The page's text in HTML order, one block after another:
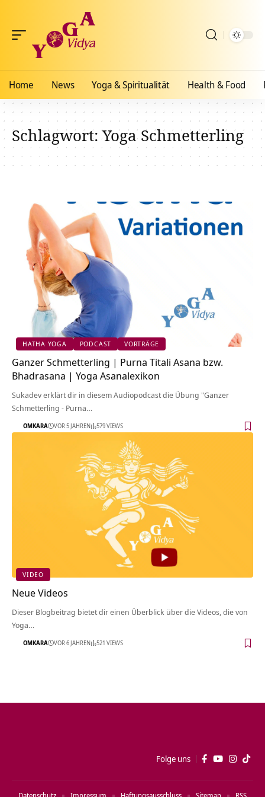
Home News Yoga & Spiritualität Health & Food
Schlagwort:Yoga Schmetterling
HATHA YOGA PODCAST VORTRÄGE
Ganzer Schmetterling | Purna Titali Asana bzw.
Bhadrasana | Yoga Asanalexikon
Sukadev erklärt dir in diesem Audiopodcast die Übung "Ganzer
Schmetterling - Purna…
OMKARA VOR 5 JAHREN 579 VIEWS
VIDEO
Neue Videos
Dieser Blogbeitrag bietet dir einen Überblick über die Videos, die von
Yoga…
OMKARA VOR 6 JAHREN 521 VIEWS
Folge uns